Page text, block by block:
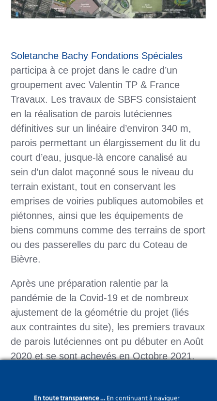
Soletanche Bachy Fondations Spéciales
participa à ce projet dans le cadre d’un
groupement avec Valentin TP & France
Travaux. Les travaux de SBFS consistaient
en la réalisation de parois lutéciennes
définitives sur un linéaire d’environ 340 m,
parois permettant un élargissement du lit du
court d’eau, jusque-là encore canalisé au
sein d’un dalot maçonné sous le niveau du
terrain existant, tout en conservant les
emprises de voiries publiques automobiles et
piétonnes, ainsi que les équipements de
biens communs comme des terrains de sport
ou des passerelles du parc du Coteau de
Bièvre.
Après une préparation ralentie par la
pandémie de la Covid-19 et de nombreux
ajustement de la géométrie du projet (liés
aux contraintes du site), les premiers travaux
de parois lutéciennes ont pu débuter en Août
2020 et se sont achevés en Octobre 2021.
En toute transparence …En continuant à naviguer